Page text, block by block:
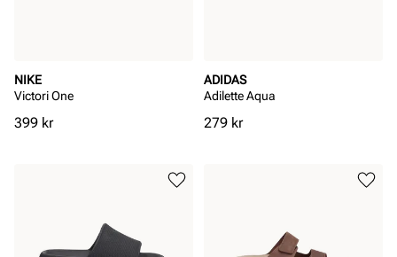
NIKE
Victori One
Pris
399 kr
ADIDAS
Adilette Aqua
Pris
279 kr